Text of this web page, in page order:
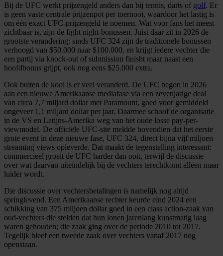
Bij de UFC werkt prijzengeld anders dan bij tennis, darts of golf. Er
is geen vaste centrale prijzenpot per toernooi, waardoor het lastig is
om één exact UFC-prijzengeld te noemen. Wat voor fans het meest
zichtbaar is, zijn de fight night-bonussen. Juist daar zit in 2026 de
grootste verandering: sinds UFC 324 zijn de traditionele bonussen
verhoogd van $50.000 naar $100.000, en krijgt iedere vechter die
een partij via knock-out of submission finisht maar naast een
hoofdbonus grijpt, ook nog eens $25.000 extra.
Ook buiten de kooi is er veel veranderd. De UFC begon in 2026
aan een nieuwe Amerikaanse mediafase via een zevenjarige deal
van circa 7,7 miljard dollar met Paramount, goed voor gemiddeld
ongeveer 1,1 miljard dollar per jaar. Daarmee schoof de organisatie
in de VS en Latijns-Amerika weg van het oude losse pay-per-
viewmodel. De officiële UFC-site meldde bovendien dat het eerste
grote event in deze nieuwe fase, UFC 324, direct bijna vijf miljoen
streaming views opleverde. Dat maakt de tegenstelling interessant:
commercieel groeit de UFC harder dan ooit, terwijl de discussie
over wat daarvan uiteindelijk bij de vechters terechtkomt alleen maar
luider wordt.
Die discussie over vechtersbetalingen is namelijk nog altijd
springlevend. Een Amerikaanse rechter keurde eind 2024 een
schikking van 375 miljoen dollar goed in een class action-zaak van
oud-vechters die stelden dat hun lonen jarenlang kunstmatig laag
waren gehouden; die zaak ging over de periode 2010 tot 2017.
Tegelijk bleef een tweede zaak over vechters vanaf 2017 nog
openstaan.